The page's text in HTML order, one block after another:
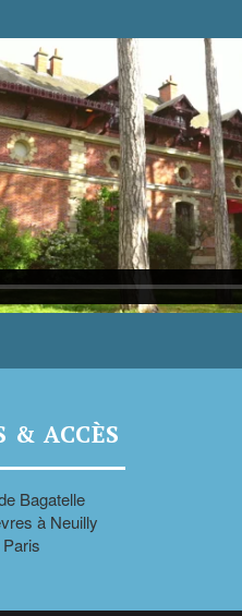
& ACCÈS
Bagatelle
à Neuilly